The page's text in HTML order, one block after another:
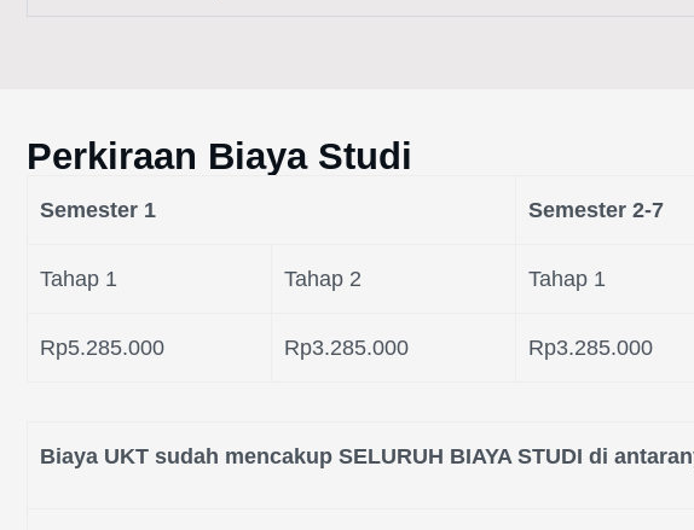
Perkiraan Biaya Studi
Semester 1 Semester 2-7
Tahap 1 Tahap 2 Tahap 1
Rp5.285.000 Rp3.285.000 Rp3.285.000
Biaya UKT sudah mencakup SELURUH BIAYA STUDI di